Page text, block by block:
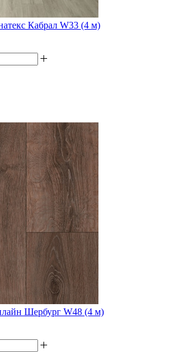
Кабрал W33 (4 м)
Шербург W48 (4 м)